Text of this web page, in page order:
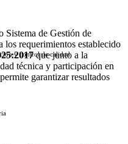
y control de calidad
Sistema de Gestión de
los requerimientos establecido
que junto a la
técnica y participación en
garantizar resultados